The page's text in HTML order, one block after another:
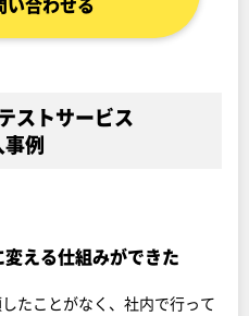
ストサービス
例
える仕組みができた
たことがなく、社内で行って